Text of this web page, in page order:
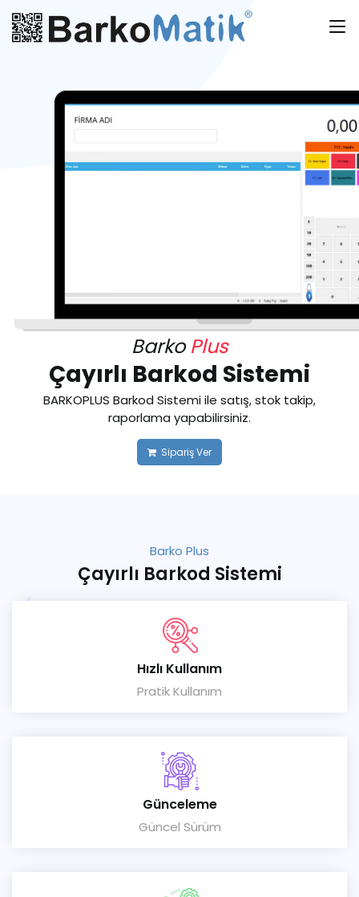
BarkoPlus
Çayırlı Barkod Sistemi
BARKOPLUS Barkod Sistemi ile satış, stok takip,
raporlama yapabilirsiniz.
Sipariş Ver
Barko Plus
Çayırlı Barkod Sistemi
Hızlı Kullanım
Pratik Kullanım
Günceleme
Güncel Sürüm